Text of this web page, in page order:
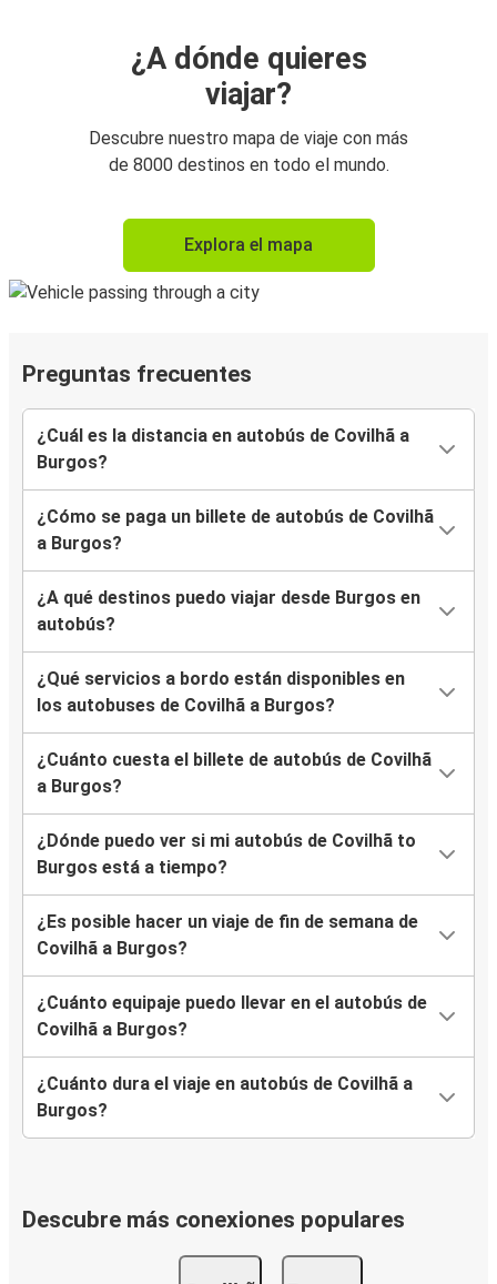
¿A dónde quieres
viajar?
Descubre nuestro mapa de viaje con más
de 8000 destinos en todo el mundo.
Explora el mapa
Preguntas frecuentes
¿Cuál es la distancia en autobús de Covilhã a
Burgos?
¿Cómo se paga un billete de autobús de Covilhã
a Burgos?
¿A qué destinos puedo viajar desde Burgos en
autobús?
¿Qué servicios a bordo están disponibles en
los autobuses de Covilhã a Burgos?
¿Cuánto cuesta el billete de autobús de Covilhã
a Burgos?
¿Dónde puedo ver si mi autobús de Covilhã to
Burgos está a tiempo?
¿Es posible hacer un viaje de fin de semana de
Covilhã a Burgos?
¿Cuánto equipaje puedo llevar en el autobús de
Covilhã a Burgos?
¿Cuánto dura el viaje en autobús de Covilhã a
Burgos?
Descubre más conexiones populares